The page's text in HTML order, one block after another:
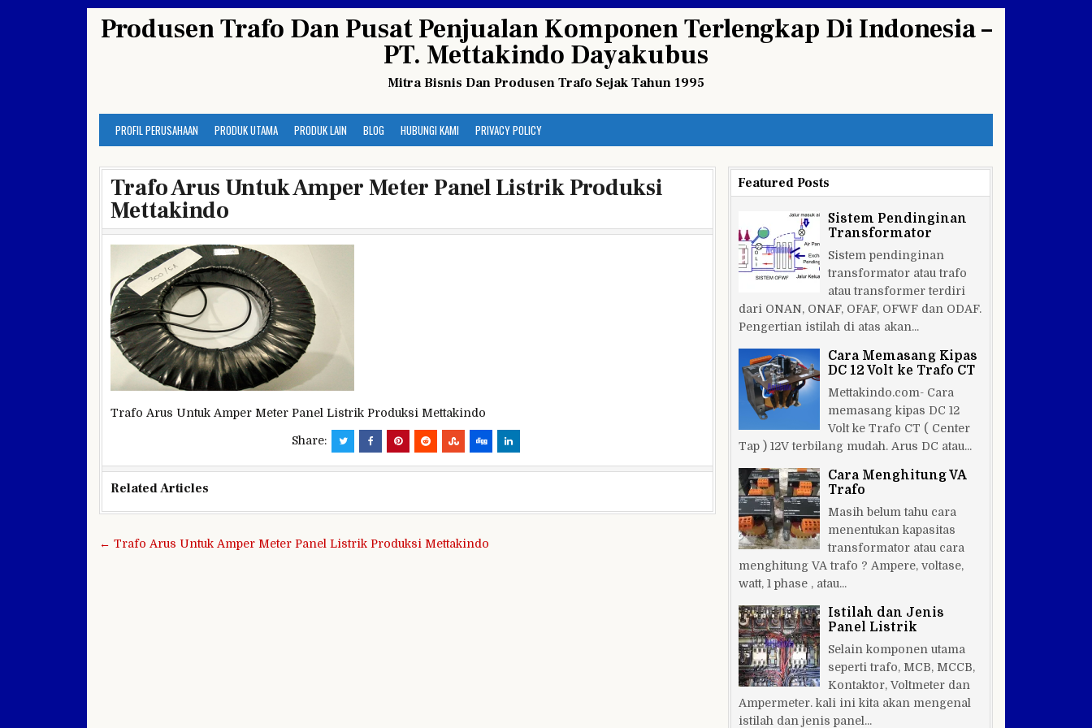
Produsen Trafo Dan Pusat Penjualan Komponen Terlengkap Di Indonesia –
PT. Mettakindo Dayakubus
Mitra Bisnis Dan Produsen Trafo Sejak Tahun 1995
PROFIL PERUSAHAAN PRODUK UTAMA PRODUK LAIN BLOG HUBUNGI KAMI PRIVACY POLICY
Trafo Arus Untuk Amper Meter Panel Listrik Produksi
Mettakindo
Trafo Arus Untuk Amper Meter Panel Listrik Produksi Mettakindo
Share:
Related Articles
Navigasi
← Trafo Arus Untuk Amper Meter Panel Listrik Produksi Mettakindo
Featured Posts
Sistem Pendinginan
Transformator
Sistem pendinginan
transformator atau trafo
atau transformer terdiri
dari ONAN, ONAF, OFAF, OFWF dan ODAF.
Pengertian istilah di atas akan...
Cara Memasang Kipas
DC 12 Volt ke Trafo CT
Mettakindo.com- Cara
memasang kipas DC 12
Volt ke Trafo CT ( Center
Tap ) 12V terbilang mudah. Arus DC atau...
Cara Menghitung VA
Trafo
Masih belum tahu cara
menentukan kapasitas
transformator atau cara
menghitung VA trafo ? Ampere, voltase,
watt, 1 phase , atau...
Istilah dan Jenis
Panel Listrik
Selain komponen utama
seperti trafo, MCB, MCCB,
Kontaktor, Voltmeter dan
Ampermeter. kali ini kita akan mengenal
istilah dan jenis panel...